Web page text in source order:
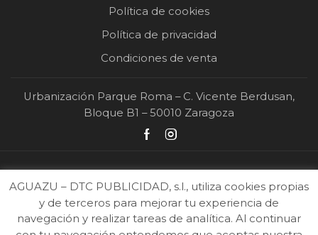
Política de cookies
Política de privacidad
Condiciones de venta
Urbanización Parque Roma – C. Vicente Berdusan,
Bloque B1 – 50010 Zaragoza
AGUAZU – DTC PUBLICIDAD, s.l., utiliza cookies propias
y de terceros para mejorar tu experiencia de
navegación y realizar tareas de analítica. Al continuar